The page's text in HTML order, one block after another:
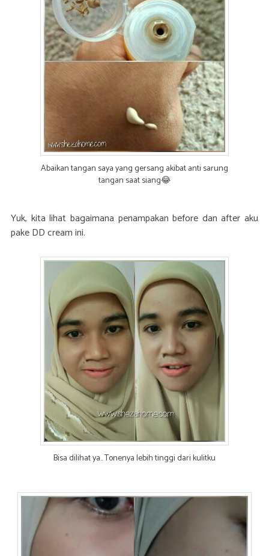
Abaikan tangan saya yang gersang akibat anti sarung
tangan saat siang😂
Yuk, kita lihat bagaimana penampakan before dan after aku
pake DD cream ini.
Bisa dilihat ya.. Tonenya lebih tinggi dari kulitku